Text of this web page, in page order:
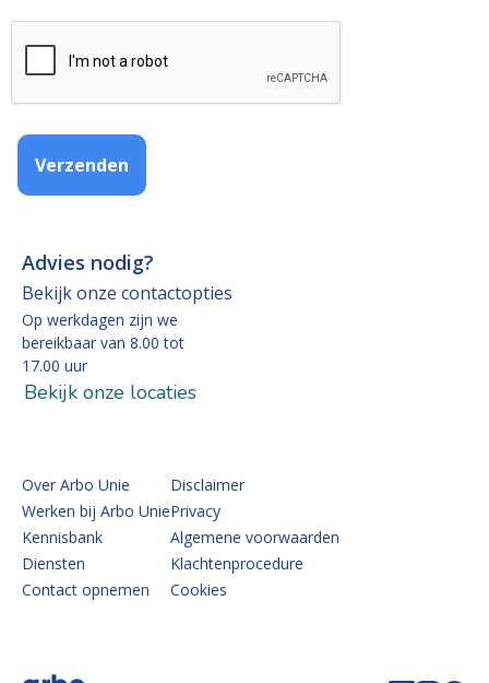
Verzenden
Advies nodig?
Bekijk onze contactopties
Op werkdagen zijn we
bereikbaar van 8.00 tot
17.00 uur
Bekijk onze locaties
Over Arbo Unie
Werken bij Arbo Unie
Kennisbank
Diensten
Contact opnemen
Disclaimer
Privacy
Algemene voorwaarden
Klachtenprocedure
Cookies